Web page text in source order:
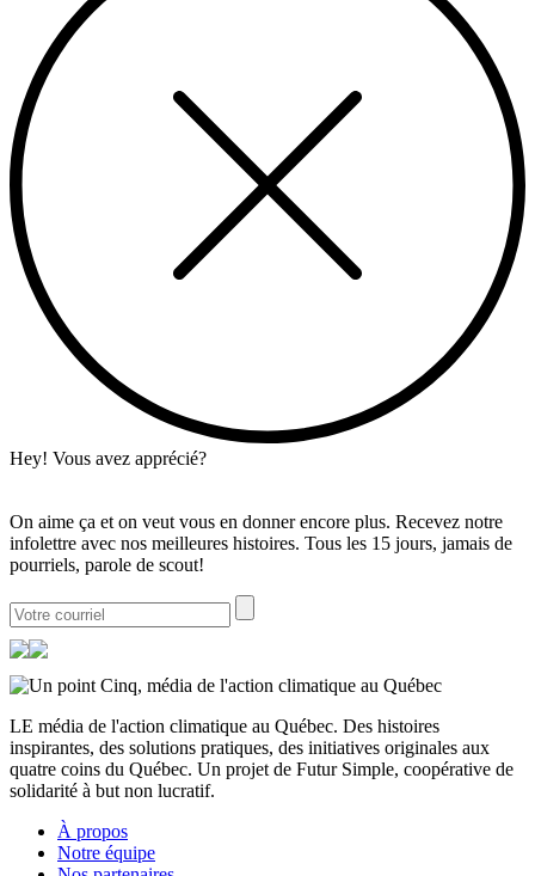
Hey! Vous avez apprécié?
On aime ça et on veut vous en donner encore plus. Recevez notre
infolettre avec nos meilleures histoires. Tous les 15 jours, jamais de
pourriels, parole de scout!
LE média de l'action climatique au Québec. Des histoires
inspirantes, des solutions pratiques, des initiatives originales aux
quatre coins du Québec. Un projet de Futur Simple, coopérative de
solidarité à but non lucratif.
À propos
Notre équipe